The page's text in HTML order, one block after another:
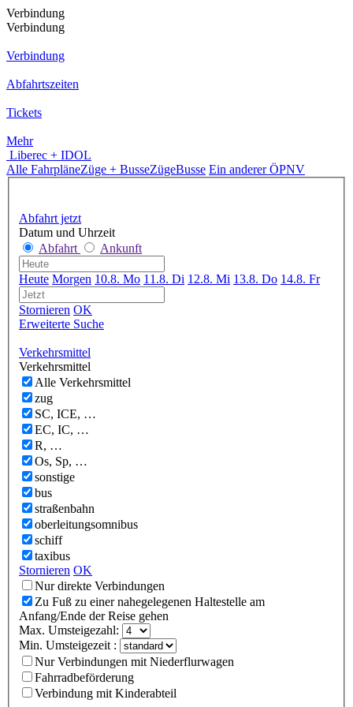
Verbindung
Verbindung
Verbindung
Abfahrtszeiten
Tickets
Mehr
Liberec + IDOL
Alle FahrpläneZüge + BusseZügeBusse Ein anderer ÖPNV
Abfahrt jetzt
Datum und Uhrzeit
Abfahrt
Ankunft
Heute Morgen 10.8. Mo 11.8. Di 12.8. Mi 13.8. Do 14.8. Fr
Stornieren OK
Erweiterte Suche
Verkehrsmittel
Verkehrsmittel
Alle Verkehrsmittel
zug
SC, ICE, …
EC, IC, …
R, …
Os, Sp, …
sonstige
bus
straßenbahn
oberleitungsomnibus
schiff
taxibus
Stornieren OK
Nur direkte Verbindungen
Zu Fuß zu einer nahegelegenen Haltestelle am
Anfang/Ende der Reise gehen
Max. Umsteigezahl:
Min. Umsteigezeit :
Nur Verbindungen mit Niederflurwagen
Fahrradbeförderung
Verbindung mit Kinderabteil